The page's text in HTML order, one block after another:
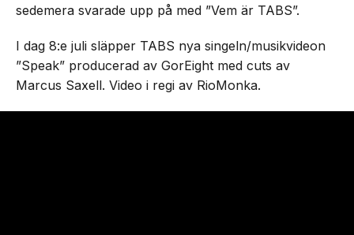
sedemera svarade upp på med ”Vem är TABS”.
I dag 8:e juli släpper TABS nya singeln/musikvideon
”Speak” producerad av GorEight med cuts av
Marcus Saxell. Video i regi av RioMonka.